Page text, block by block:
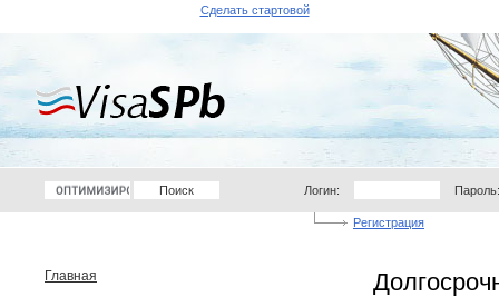
Сделать стартовой
Логин: Пароль:
Регистрация
Главная